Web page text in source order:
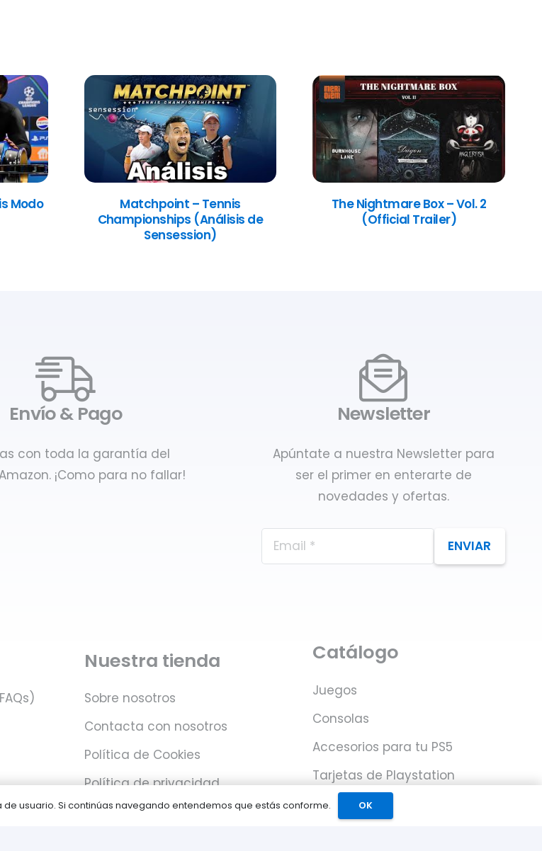
Modo
Matchpoint – Tennis
Championships (Análisis de
Sensession)
The Nightmare Box – Vol. 2
(Official Trailer)
Envío & Pago
con toda la garantía del
¡Como para no fallar!
Newsletter
Apúntate a nuestra Newsletter para
ser el primer en enterarte de
novedades y ofertas.
ENVIAR
Nuestra tienda
Sobre nosotros
Contacta con nosotros
Política de Cookies
Política de privacidad
Catálogo
Juegos
Consolas
Accesorios para tu PS5
Tarjetas de Playstation
Network
usuario. Si continúas navegando entendemos que estás conforme. OK